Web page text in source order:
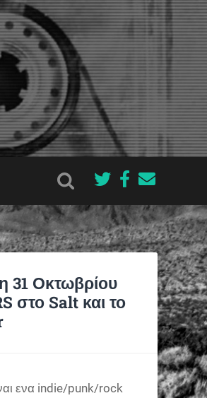
31 Οκτωβρίου
στο Salt και το
ενα indie/punk/rock